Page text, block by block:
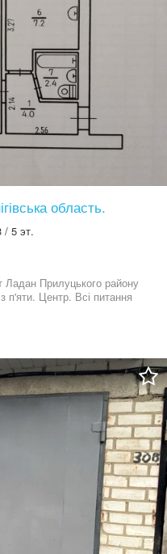
область.
/ 5 эт.
Ладан Прилуцького району
з п'яти. Центр. Всі питання